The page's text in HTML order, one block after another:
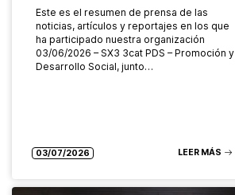
Este es el resumen de prensa de las
noticias, artículos y reportajes en los que
ha participado nuestra organización
03/06/2026 – SX3 3cat PDS – Promoción y
Desarrollo Social, junto…
03/07/2026 LEER MÁS